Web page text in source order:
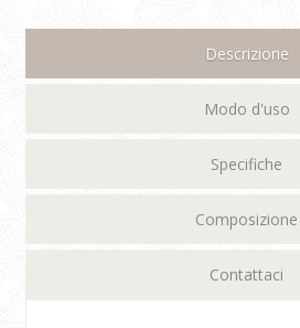
Descrizione
Modo d'uso
Specifiche
Composizione
Contattaci